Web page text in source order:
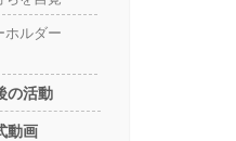
ホルダー
の活動
動画